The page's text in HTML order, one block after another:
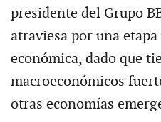
presidente del Grupo
atraviesa por una
económica, dado que
macroeconómicos
otras economías